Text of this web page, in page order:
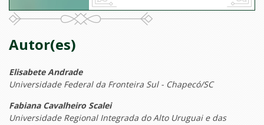
Autor(es)
Elisabete Andrade
Universidade Federal da Fronteira Sul - Chapecó/SC
Fabiana Cavalheiro Scalei
Universidade Regional Integrada do Alto Uruguai e das